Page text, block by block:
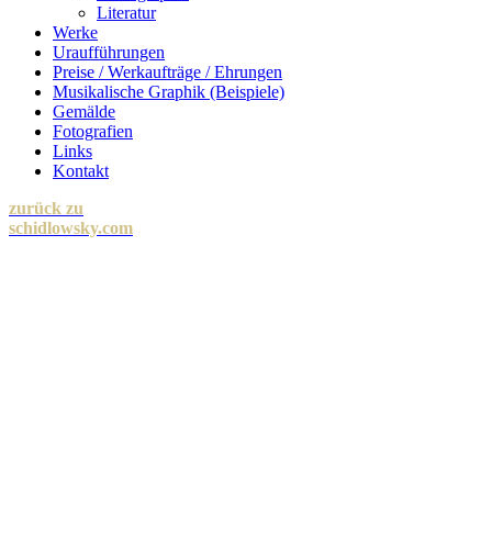
Literatur
Werke
Uraufführungen
Preise / Werkaufträge / Ehrungen
Musikalische Graphik (Beispiele)
Gemälde
Fotografien
Links
Kontakt
zurück zu
schidlowsky.com